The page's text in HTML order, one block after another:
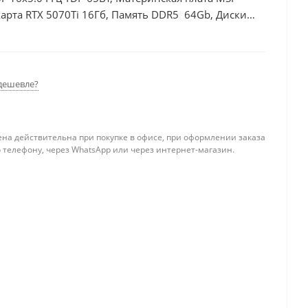
RTX 5070Ti 16Гб, Память DDR5 64Gb, Диски
действительна при покупке в офисе, при оформлении заказа
телефону, через WhatsApp или через интернет-магазин.